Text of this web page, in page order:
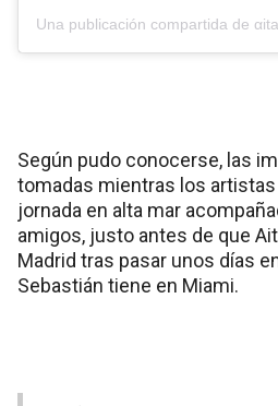
Una publicación compartida de
Según pudo conocerse, las
tomadas mientras los
jornada en alta mar
amigos, justo antes de que
Madrid tras pasar unos días
Sebastián tiene en Miami.